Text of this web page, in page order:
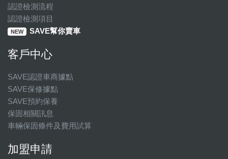
認證檢測流程
認證檢測項目
NEW SAVE幫你賣車
客戶中心
SAVE認證車商據點
SAVE保修據點
SAVE預約保養
保固相關訊息
車輛保固條件及費用試算
加盟申請